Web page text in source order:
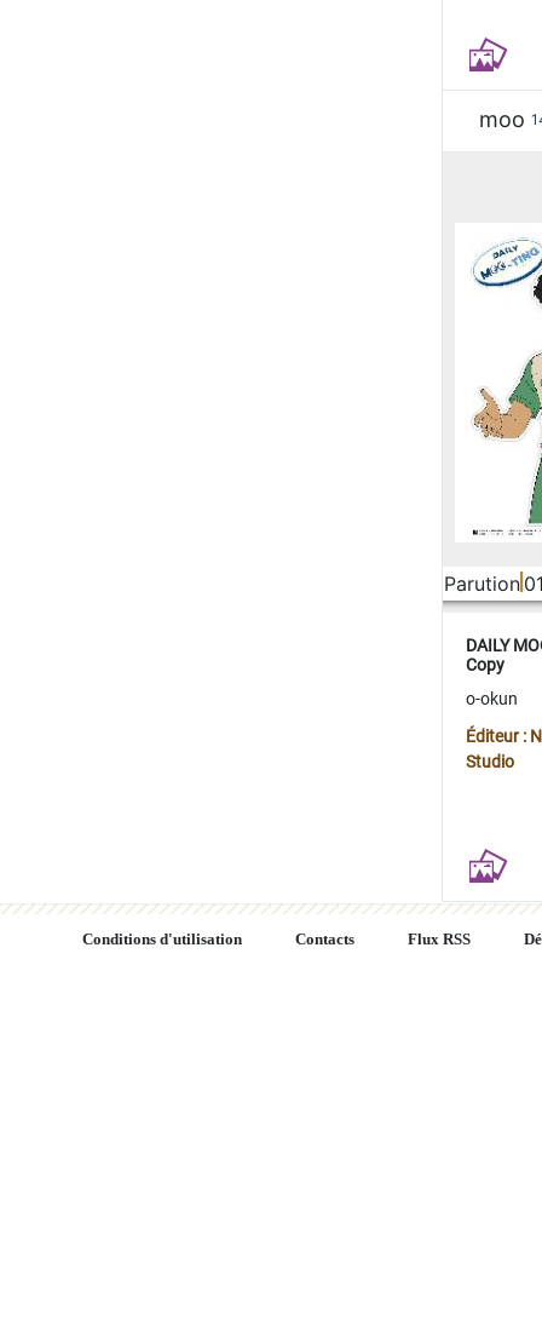
moo
Parution
DAILY
Copy
o-okun
Éditeur :
Studio
Conditions d'utilisation Contacts Flux RSS